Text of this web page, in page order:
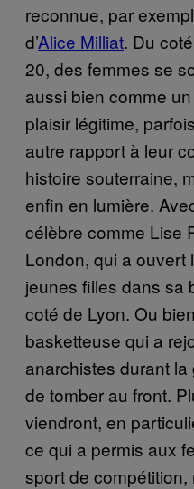
reconnue, par
d’Alice Milliat. Du
20, des femmes se
aussi bien comme
plaisir légitime,
autre rapport à leur
histoire souterraine,
enfin en lumière.
célèbre comme Lise
London, qui a ouvert
jeunes filles dans sa
coté de Lyon. Ou
basketteuse qui a
anarchistes durant la
de tomber au front.
viendront, en
ce qui a permis aux
sport de